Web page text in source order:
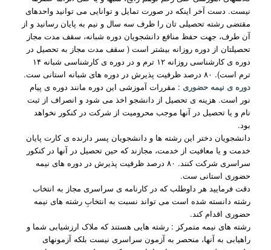
نیست. دست آخر اینکه در صورت تمایل و توانایی می توانید واحدهای
مقتضی رشته تحصیلی تان را ظرف سه سال و نیم به پایان رسانید و از
آن طرف، جهت حفظ منافع دانشجویان دوره شبانه، سقف مدت مجاز
تحصیلتان از دوره روزانه بیشتر است ( سقف مدت مجاز به تحصیل در
دوره ی کارشناسی روزانه ۱۲ ترم و در دوره ی کارشناسی شبانه ۱۴
ترم است). ۸۰ درصد ظرفیت پذیرش در دوره های شبانه استانی ست.
دوره ی نیمه حضوری : مقررات آموزشی این دوره مانند دوره ی پیام
نور است. هزینه ی تحصیل از دانشجو اخذ می شود و انصراف از ثبت
نام و یا تحصیل در آنها موجب محرومیت از شرکت در کنکور نخواهد
بود.
دانشجویان دختر این رشته ها و دانشجویان پسر دارنده ی کارت پایان
خدمت و یا معافیت از خدمت، مجازند که حین تحصیل در آنها در کنکور
سراسری شرکت کنند. ۸۰ درصد ظرفیت پذیرش در دوره های نیمه
حضوری استانی ست.
دقت فرمایید هر داوطلب که در کارنامه ی سراسری مجاز به انتخاب
رشته دانسته شده است می تواند نسبت به انتخابِ رشته های نیمه
حضوری اقدام کند.
رشته های نیمه متمرکز : رشته هایی هستند که ملاک ارزشیابی شما و
راهیابی به آنها، منحصر به آزمون سراسری نیست بلکه آزمونهای